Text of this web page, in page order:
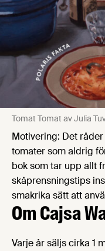
Tomat Tomat av Julia
Motivering: Det
tomater som aldrig
bok som tar upp allt
skåprensningstips
smakrika sätt att
Om Cajsa
Varje år säljs cirka 1